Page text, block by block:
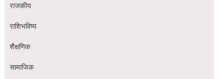
राजकीय
राशिभविष्य
शैक्षणिक
सामाजिक